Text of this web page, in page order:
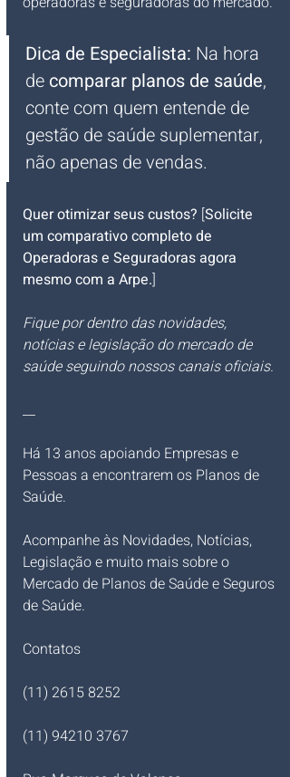
Dica de Especialista: Na hora
de comparar planos de saúde,
conte com quem entende de
gestão de saúde suplementar,
não apenas de vendas.
Quer otimizar seus custos? [Solicite
um comparativo completo de
Operadoras e Seguradoras agora
mesmo com a Arpe.]
Fique por dentro das novidades,
notícias e legislação do mercado de
saúde seguindo nossos canais oficiais.
__
Há 13 anos apoiando Empresas e
Pessoas a encontrarem os Planos de
Saúde.
Acompanhe às Novidades, Notícias,
Legislação e muito mais sobre o
Mercado de Planos de Saúde e Seguros
de Saúde.
Contatos
(11) 2615 8252
(11) 94210 3767